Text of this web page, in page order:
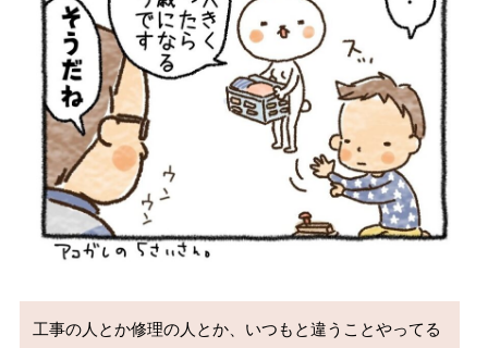
工事の人とか修理の人とか、いつもと違うことやってる